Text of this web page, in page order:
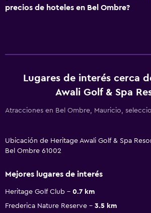
precios de hoteles en Bel Ombre?
Lugares de interés cerca
Awali Golf & Spa
Atracciones en Bel Ombre, Mauricio,
Ubicación de Heritage Awali Golf & Spa
Bel Ombre 61002
Mejores lugares de interés
Heritage Golf Club
0.7 km
Frederica Nature Reserve
3.5 km